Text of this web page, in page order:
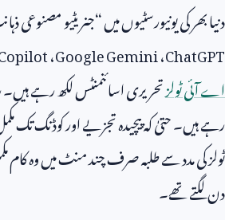
دنیا بھر کی یونیورسٹیوں میں “جنریٹیو
ChatGPT،Google Gemini،
اے آئی ٹولزتحریری اسائنمنٹس لکھ رہے ہیں۔
رہے ہیں۔ حتیٰ کہ پیچیدہ تجزیے اور کوڈنگ
ٹولز کی مدد سے طلبہ صرف چند منٹ میں وہ کام
دن لگتے تھے۔